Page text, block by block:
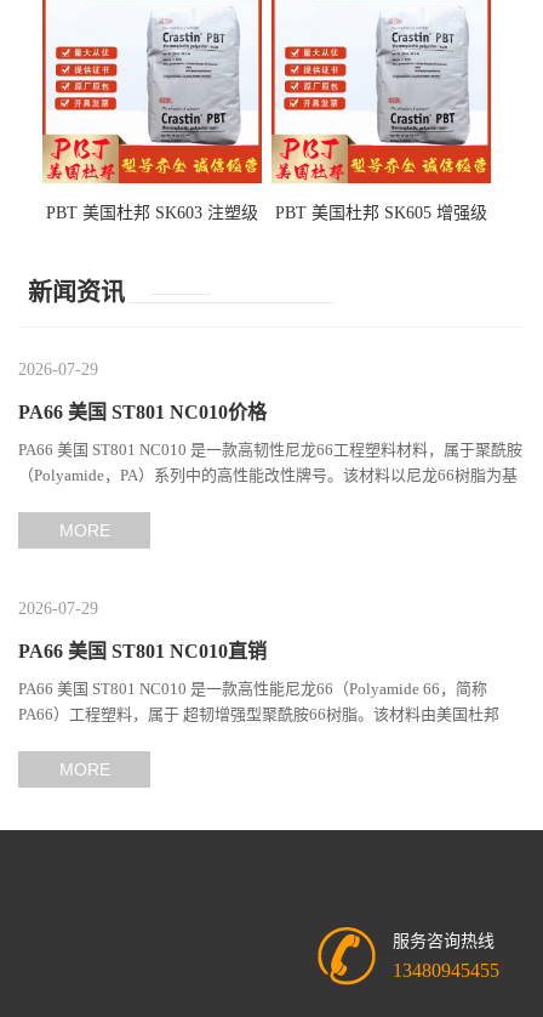
PBT 美国杜邦 SK603 注塑级
PBT 美国杜邦 SK605 增强级
新闻资讯
2026-07-29
PA66 美国 ST801 NC010价格
PA66 美国 ST801 NC010 是一款高韧性尼龙66工程塑料材料，属于聚酰胺
（Polyamide，PA）系列中的高性能改性牌号。该材料以尼龙66树脂为基
MORE
2026-07-29
PA66 美国 ST801 NC010直销
PA66 美国 ST801 NC010 是一款高性能尼龙66（Polyamide 66，简称
PA66）工程塑料，属于 超韧增强型聚酰胺66树脂。该材料由美国杜邦
MORE
服务咨询热线
13480945455